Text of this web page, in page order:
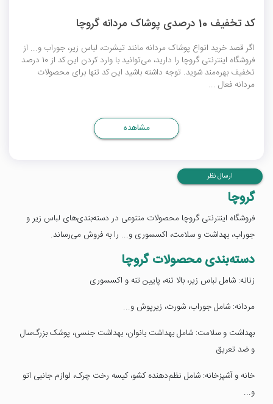
کد تخفیف 10 درصدی پوشاک مردانه گروچا
اگر قصد خرید انواع پوشاک مردانه مانند تیشرت، لباس زیر، جوراب و... از
فروشگاه اینترنتی گروچا را دارید، می‌توانید با وارد کردن این کد از 10 درصد
تخفیف بهره‌مند شوید. توجه داشته باشید این کد تنها برای محصولات
مردانه فعال ...
مشاهده
ارسال نظر
گروچا
فروشگاه اینترنتی گروچا محصولات متنوعی در دسته‌بندی‌های لباس زیر و
جوراب، بهداشت و سلامت، اکسسوری و... را به فروش می‌رساند.
دسته‌بندی محصولات گروچا
زنانه: شامل لباس زیر، بالا تنه، پایین تنه و اکسسوری
مردانه: شامل جوراب، شورت، زیرپوش و...
بهداشت و سلامت: شامل بهداشت بانوان، بهداشت جنسی، پوشک بزرگ‌سال
و ضد تعریق
خانه و آشپزخانه: شامل نظم‌دهنده کشو، کیسه رخت چرک، لوازم جانبی اتو
و...